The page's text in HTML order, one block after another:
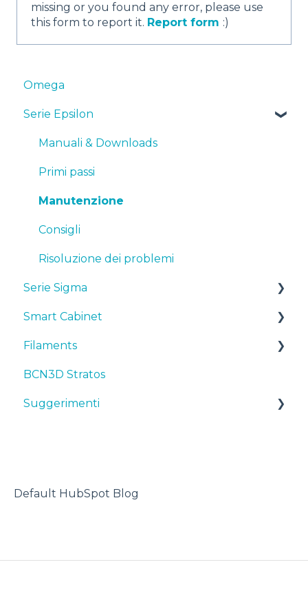
missing or you found any error, please use
this form to report it. Report form :)
Omega
Serie Epsilon
Manuali & Downloads
Primi passi
Manutenzione
Consigli
Risoluzione dei problemi
Serie Sigma
Manuali & downloads
Primi passi
Manutenzione
Consigli
Smart Cabinet
Manuals & Downloads
First steps
Maintenance
Filaments
Suggerimenti
TPU
BCN3D Stratos
Suggerimenti
Default HubSpot Blog